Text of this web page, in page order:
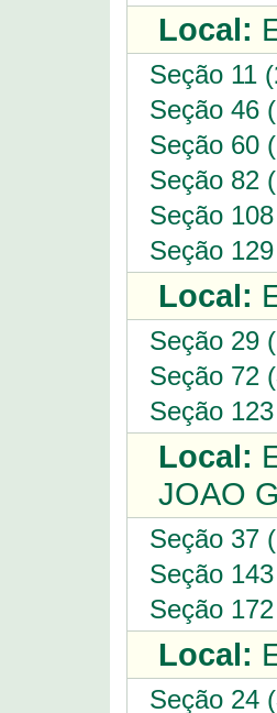
Local:
Seção 11 (
Seção 46 (
Seção 60 (
Seção 82 (
Seção
Seção
Local:
Seção 29 (
Seção 72 (
Seção
Local:
JOAO
Seção 37 (
Seção
Seção
Local:
Seção 24 (